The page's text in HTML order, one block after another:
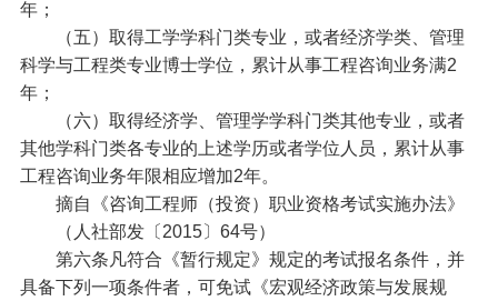
年；
（五）取得工学学科门类专业，或者经济学类、管理
科学与工程类专业博士学位，累计从事工程咨询业务满2
年；
（六）取得经济学、管理学学科门类其他专业，或者
其他学科门类各专业的上述学历或者学位人员，累计从事
工程咨询业务年限相应增加2年。
摘自《咨询工程师（投资）职业资格考试实施办法》
（人社部发〔2015〕64号）
第六条凡符合《暂行规定》规定的考试报名条件，并
具备下列一项条件者，可免试《宏观经济政策与发展规